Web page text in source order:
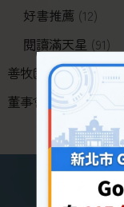
好書推薦 (12)
閱讀滿天星 (91)
善牧園公告(60)
董事會專區(1)